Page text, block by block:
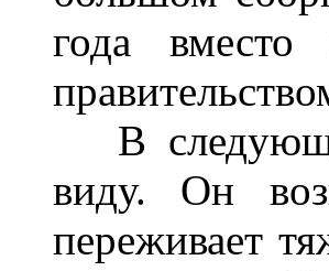
года вместо
В
виду. Он
переживает